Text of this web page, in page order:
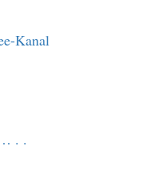
Kanal
. .